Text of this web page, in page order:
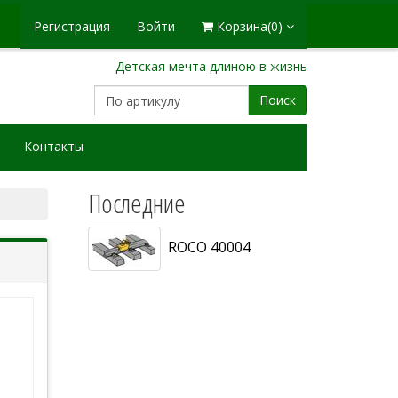
Детская мечта длиною в жизнь
Регистрация Войти Корзина(0)
Поиск
Контакты
Последние
ROCO 40004